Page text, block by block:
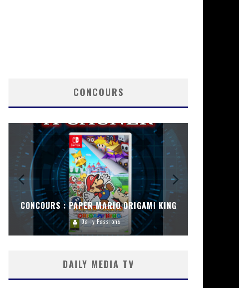
CONCOURS
CONCOURS : PAPER MARIO ORIGAMI KING
Daily Passions
DAILY MEDIA TV